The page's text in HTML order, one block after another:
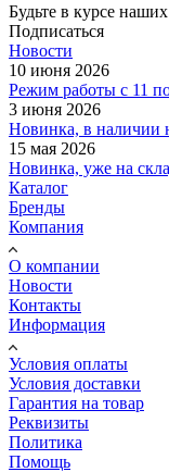
Будьте в курсе
Подписаться
Новости
10 июня 2026
Режим работы с 11
3 июня 2026
Новинка, в наличии
15 мая 2026
Новинка, уже на
Каталог
Бренды
Компания
О компании
Новости
Контакты
Информация
Условия оплаты
Условия доставки
Гарантия на товар
Реквизиты
Политика
Помощь